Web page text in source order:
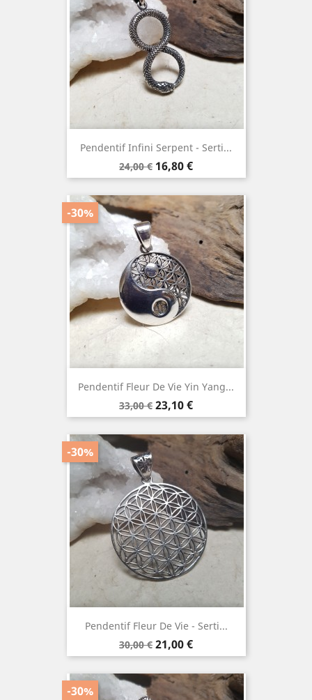
Pendentif Infini Serpent - Serti...
Prix
de
base
24,00 € Prix
16,80 €
Pendentif Fleur De Vie Yin Yang...
Prix
de
base
33,00 €
-30%
Prix
23,10 €
Pendentif Fleur De Vie - Serti...
Prix
de
base
30,00 €
-30%
Prix
21,00 €
-30%